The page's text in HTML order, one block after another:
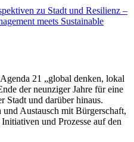
zu Stadt und Resilienz –
meets Sustainable
21 „global denken, lokal
der neunziger Jahre für eine
Stadt und darüber hinaus.
Austausch mit Bürgerschaft,
und Prozesse auf den